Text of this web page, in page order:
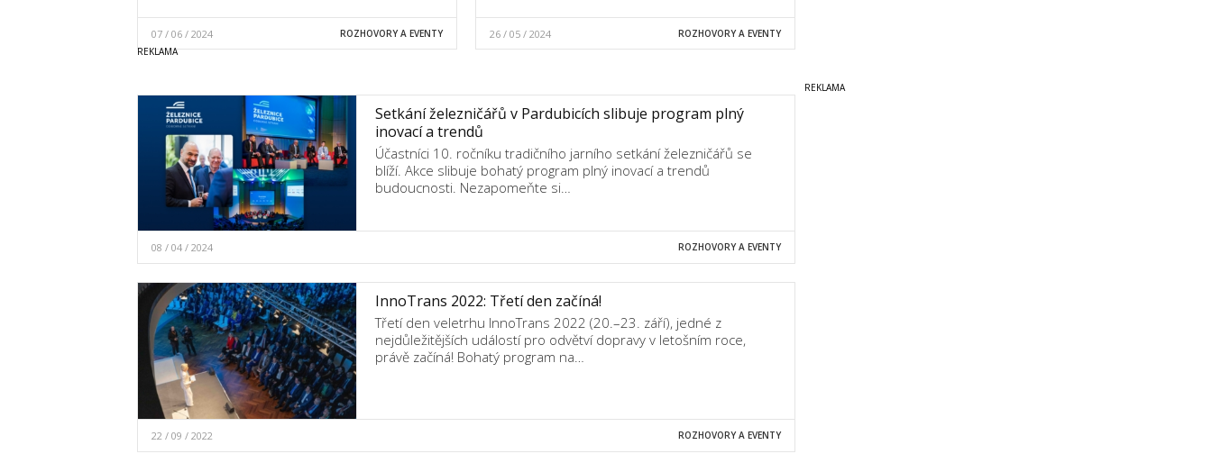
07 / 06 / 2024 ROZHOVORY A EVENTY 26 / 05 / 2024 ROZHOVORY A EVENTY
Setkání železničářů v Pardubicích slibuje program plný
inovací a trendů
Účastníci 10. ročníku tradičního jarního setkání železničářů se
blíží. Akce slibuje bohatý program plný inovací a trendů
budoucnosti. Nezapomeňte si…
08 / 04 / 2024 ROZHOVORY A EVENTY
InnoTrans 2022: Třetí den začíná!
Třetí den veletrhu InnoTrans 2022 (20.–23. září), jedné z
nejdůležitějších událostí pro odvětví dopravy v letošním roce,
právě začíná! Bohatý program na…
22 / 09 / 2022 ROZHOVORY A EVENTY